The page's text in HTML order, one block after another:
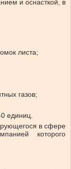
и оснасткой, в
листа;
газов;
единиц.
в сфере
которого